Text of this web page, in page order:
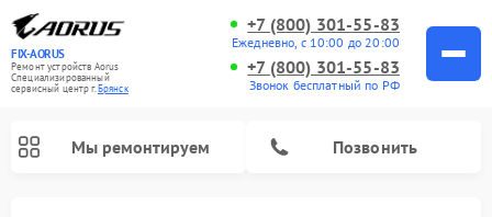
FIX-AORUS
Ремонт устройств Aorus
Специализированный
cервисный центр г.Брянск
+7 (800) 301-55-83
Ежедневно, с 10:00 до 20:00
+7 (800) 301-55-83
Звонок бесплатный по РФ
Мы ремонтируем Позвонить